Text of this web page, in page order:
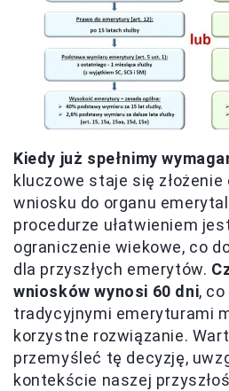
Kiedy już spełnimy
kluczowe staje się
wniosku do organu
procedurze ułatwieniem
ograniczenie wiekowe, co
dla przyszłych emerytów.
wniosków wynosi 60 dni,
tradycyjnymi emeryturami
korzystne rozwiązanie.
przemyśleć tę decyzję,
kontekście naszej